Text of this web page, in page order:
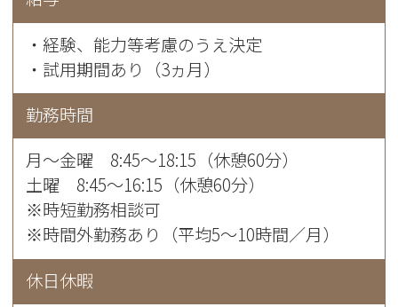
・経験、能力等考慮のうえ決定
・試用期間あり（3ヵ月）
勤務時間
月〜金曜 8:45～18:15（休憩60分）
土曜 8:45～16:15（休憩60分）
※時短勤務相談可
※時間外勤務あり（平均5～10時間／月）
休日休暇